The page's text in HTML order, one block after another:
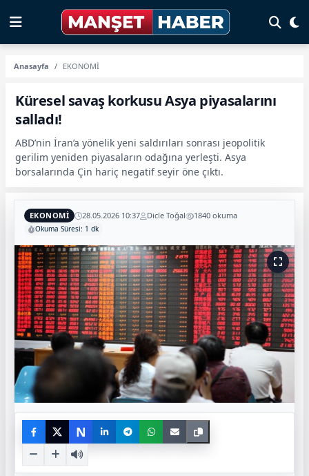
Anasayfa EKONOMİ
Küresel savaş korkusu Asya piyasalarını
salladı!
ABD’nin İran’a yönelik yeni saldırıları sonrası jeopolitik
gerilim yeniden piyasaların odağına yerleşti. Asya
borsalarında Çin hariç negatif seyir öne çıktı.
EKONOMİ 28.05.2026 10:37 Dicle Toğal 1840 okuma
Okuma Süresi: 1 dk
N